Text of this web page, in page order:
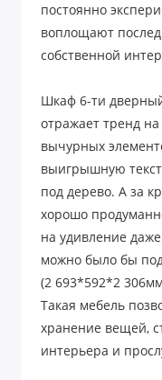
постоянно
воплощают
собственной
Шкаф 6-ти
отражает тренд
вычурных
выигрышную
под дерево. А за
хорошо
на удивление
можно было бы
(2 693*592*2
Такая мебель
хранение вещей,
интерьера и